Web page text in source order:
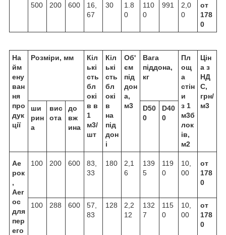
500
200 600
16,
67
30
1.8
0
110
0
991
2,0
0
от
178
0
На
йм
ену
ван
ня
про
дук
ції
Розміри, мм
Кіл
ькі
сть
бл
окі
в в
1
м3/
шт
Кіл
ькі
сть
бл
окі
в
на
під
дон
і
Об'
єм
під
дон
а,
м3
Вага
піддона,
кг
Пл
ощ
а
стін
и
з 1
м3б
лок
ів,
м2
Цін
а з
НД
С,
грн/
м3
ши
рин
а
вис
ота
до
вж
ина
D50
0
D40
0
Ае
рок
,
Aer
oc
для
пер
его
100 200 600
83,
33
180
2,1
6
139
5
119
0
10,
00
от
178
0
100 288 600
57,
83
128
2,2
12
132
7
115
0
10,
00
от
178
0